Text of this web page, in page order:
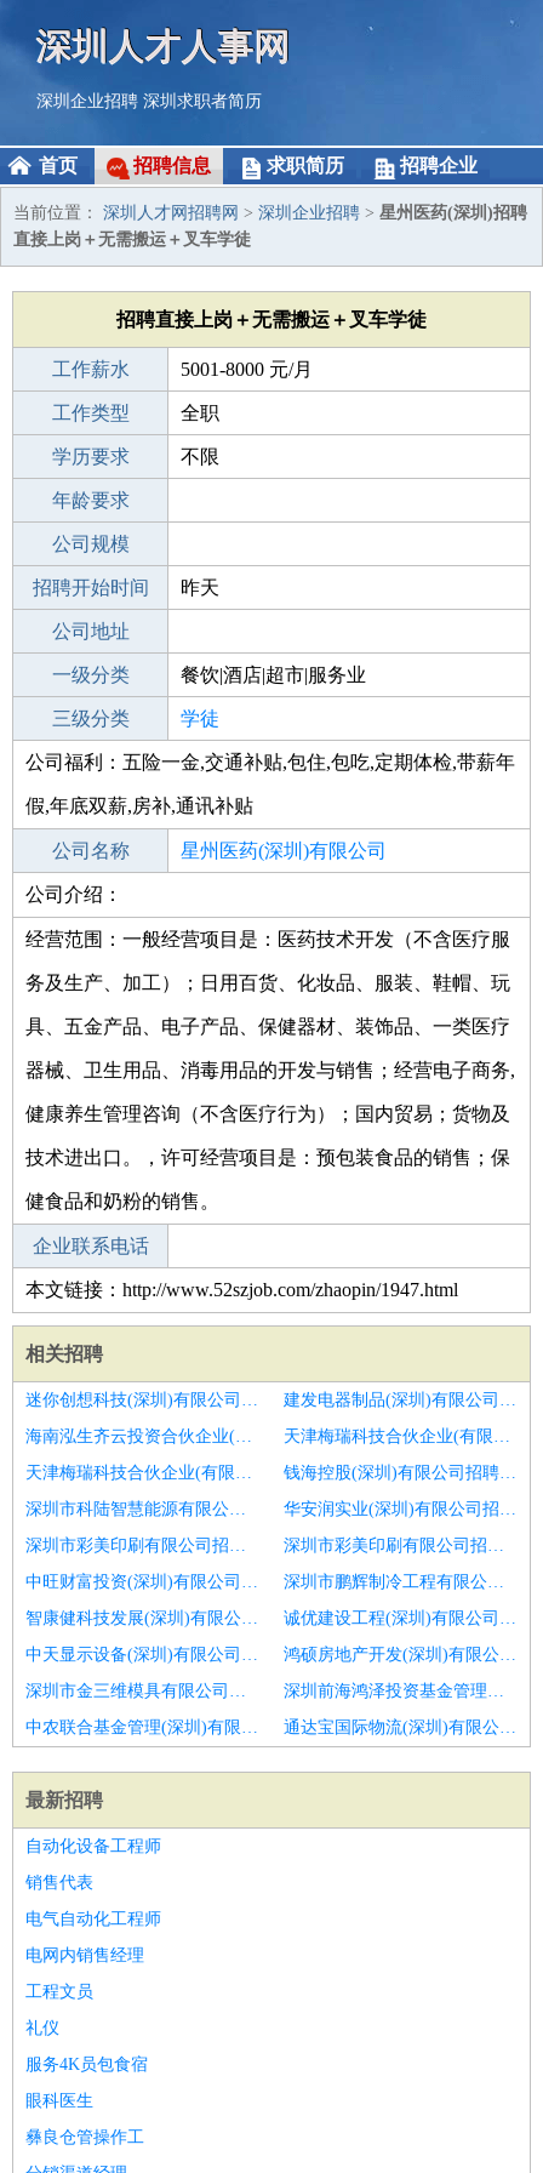
深圳人才人事网
深圳企业招聘 深圳求职者简历
首页 招聘信息 求职简历 招聘企业
当前位置： 深圳人才网招聘网 > 深圳企业招聘 > 星州医药(深圳)招聘
直接上岗＋无需搬运＋叉车学徒
招聘直接上岗＋无需搬运＋叉车学徒
工作薪水 5001-8000 元/月
招聘人数 若干
工作类型 全职
性别要求 -
学历要求 不限
工作经验
年龄要求
工作地点
公司规模
公司电话
招聘开始时间 昨天
招聘结束时间
公司地址
一级分类 餐饮|酒店|超市|服务业
二级分类 餐饮
三级分类 学徒
其他行业 咨询|法律|教育科研|翻译
公司福利：五险一金,交通补贴,包住,包吃,定期体检,带薪年
假,年底双薪,房补,通讯补贴
公司名称 星州医药(深圳)有限公司
公司类型
公司介绍：
经营范围：一般经营项目是：医药技术开发（不含医疗服
务及生产、加工）；日用百货、化妆品、服装、鞋帽、玩
具、五金产品、电子产品、保健器材、装饰品、一类医疗
器械、卫生用品、消毒用品的开发与销售；经营电子商务,
健康养生管理咨询（不含医疗行为）；国内贸易；货物及
技术进出口。，许可经营项目是：预包装食品的销售；保
健食品和奶粉的销售。
企业联系电话
本文链接：http://www.52szjob.com/zhaopin/1947.html
相关招聘
迷你创想科技(深圳)有限公司招聘东胜）维修技术工学徒
建发电器制品(深圳)有限公司招聘叉车学徒＋有师傅带＋免费办证
海南泓生齐云投资合伙企业(有限合伙)招聘厂区面试＋当天入职＋叉车可学徒
天津梅瑞科技合伙企业(有限合伙)招聘学徒工
天津梅瑞科技合伙企业(有限合伙)招聘门面压花学徒工
钱海控股(深圳)有限公司招聘数控工
深圳市科陆智慧能源有限公司招聘叉车学徒＋有师傅带＋免费办证
华安润实业(深圳)有限公司招聘直接上岗＋无需搬运＋叉车学徒
深圳市彩美印刷有限公司招聘叉车可学徒＋无需搬运＋报销路费
深圳市彩美印刷有限公司招聘叉车学徒＋有师傅带＋包吃包住
中旺财富投资(深圳)有限公司招聘磨床师傅及学徒
深圳市鹏辉制冷工程有限公司招聘品牌连锁氧发堂高薪诚招美发学徒包食宿
智康健科技发展(深圳)有限公司招聘叉车学徒＋有师傅带＋免费办证
诚优建设工程(深圳)有限公司招聘学徒
中天显示设备(深圳)有限公司招聘排牙
鸿硕房地产开发(深圳)有限公司招聘直接上岗＋无需搬运＋叉车学徒
深圳市金三维模具有限公司招聘叉车学徒＋有师傅带＋免费办证
深圳前海鸿泽投资基金管理企业(有限合伙)招聘库房管理和汽配学徒6名
中农联合基金管理(深圳)有限公司招聘学徒
通达宝国际物流(深圳)有限公司招聘淄博市招聘学徒6
最新招聘
自动化设备工程师
销售代表
电气自动化工程师
电网内销售经理
工程文员
礼仪
服务4K员包食宿
眼科医生
彝良仓管操作工